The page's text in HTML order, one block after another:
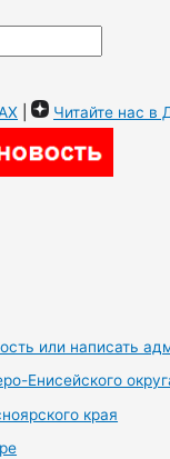
| Читайте нас в
или написать
Енисейского
края